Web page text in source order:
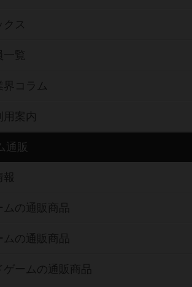
ス
覧
界コラム
用案内
通販
報
ムの通販商品
ムの通販商品
ームの通販商品